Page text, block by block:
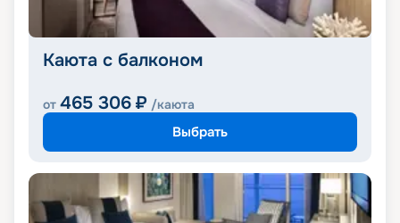
Каюта с балконом
от 465 306 ₽ /каюта
Выбрать